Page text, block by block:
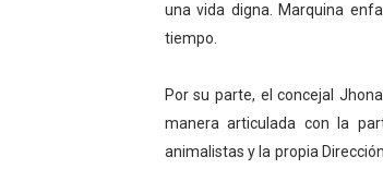
Expertos
una vida digna. Marquina
tiempo.
Por su parte, el concejal
manera articulada con la
animalistas y la propia